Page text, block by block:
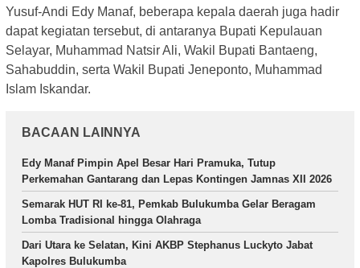
Yusuf-Andi Edy Manaf, beberapa kepala daerah juga hadir
dapat kegiatan tersebut, di antaranya Bupati Kepulauan
Selayar, Muhammad Natsir Ali, Wakil Bupati Bantaeng,
Sahabuddin, serta Wakil Bupati Jeneponto, Muhammad
Islam Iskandar.
BACAAN LAINNYA
Edy Manaf Pimpin Apel Besar Hari Pramuka, Tutup
Perkemahan Gantarang dan Lepas Kontingen Jamnas XII 2026
Semarak HUT RI ke-81, Pemkab Bulukumba Gelar Beragam
Lomba Tradisional hingga Olahraga
Dari Utara ke Selatan, Kini AKBP Stephanus Luckyto Jabat
Kapolres Bulukumba